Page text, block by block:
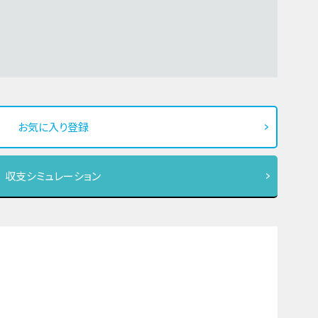
お気に入り登録
収支シミュレーション